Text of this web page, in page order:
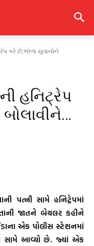
કરે છે,ભોળા યુવાનોને
હનિટ્રેપ
પત્ની સામે હનિટ્રેપમાં
જાતને બેચલર કહીને
એક પોલીસ સ્ટેશનમાં
સામે આવ્યો છે. જ્યાં એક